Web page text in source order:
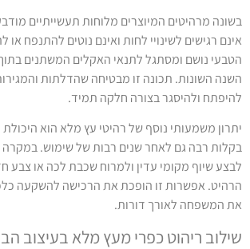
מרהיטים המיוצרים מלוחות תעשייתיים
רגישים לשינויי לחות ואינם נוטים להתנפח או
נושם ומסתגל לתנאי האקלים המשתנים בתוך
השונות. תכונה זו מבטיחה שהדלתות והמגירות
ולהיסגר בצורה חלקה תמיד.
משמעותי נוסף של רהיטי עץ מלא הוא היכולת
רבה גם לאחר שנים רבות של שימוש. במקרה
שיוף מקומי עדין ולמרוח שכבת לכה או צבע
אפשרות זו הופכת את הרכישה להשקעה
המשפחה לאורך דורות.
ריהוט כפרי מעץ מלא בעיצוב